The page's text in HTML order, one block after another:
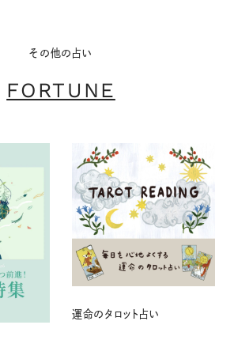
その他の占い
FORTUNE
運命のタロット占い